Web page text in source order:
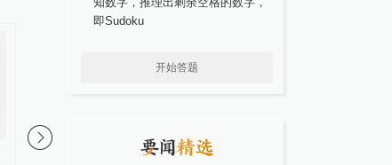
习近平会见菲律宾总统杜特尔特
即Sudoku
开始答题